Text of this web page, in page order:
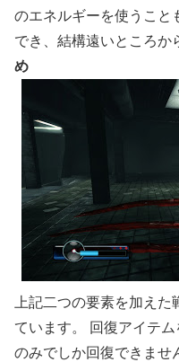
のエネルギーを使うこと
でき、結構遠いところか
め
上記二つの要素を加え
ています。 回復アイテ
のみでしか回復できませ